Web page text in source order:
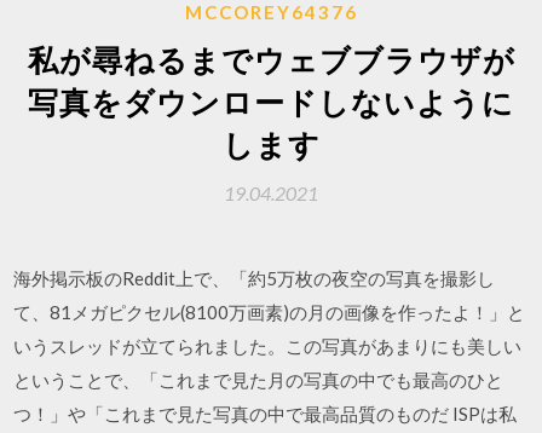
MCCOREY64376
私が尋ねるまでウェブブラウザが
写真をダウンロードしないように
します
19.04.2021
海外掲示板のReddit上で、「約5万枚の夜空の写真を撮影し
て、81メガピクセル(8100万画素)の月の画像を作ったよ！」と
いうスレッドが立てられました。この写真があまりにも美しい
ということで、「これまで見た月の写真の中でも最高のひと
つ！」や「これまで見た写真の中で最高品質のものだ ISPは私